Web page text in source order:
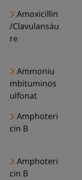
Amoxicillin
/Clavulansäu
re
Ammoniu
mbituminos
ulfonat
Amphoteri
cin B
Amphoteri
cin B